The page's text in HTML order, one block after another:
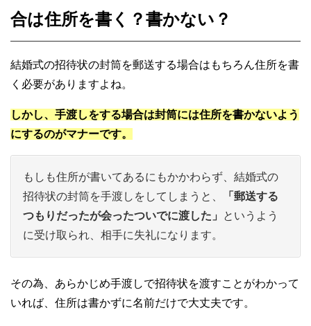
合は住所を書く？書かない？
結婚式の招待状の封筒を郵送する場合はもちろん住所を書
く必要がありますよね。
しかし、手渡しをする場合は封筒には住所を書かないよう
にするのがマナーです。
もしも住所が書いてあるにもかかわらず、結婚式の
招待状の封筒を手渡しをしてしまうと、
「郵送する
つもりだったが会ったついでに渡した」
というよう
に受け取られ、相手に失礼になります。
その為、あらかじめ手渡しで招待状を渡すことがわかって
いれば、住所は書かずに名前だけで大丈夫です。